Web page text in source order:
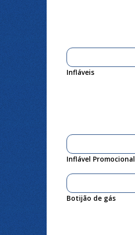
Infláveis
Inflável Promocional
Botijão de gás